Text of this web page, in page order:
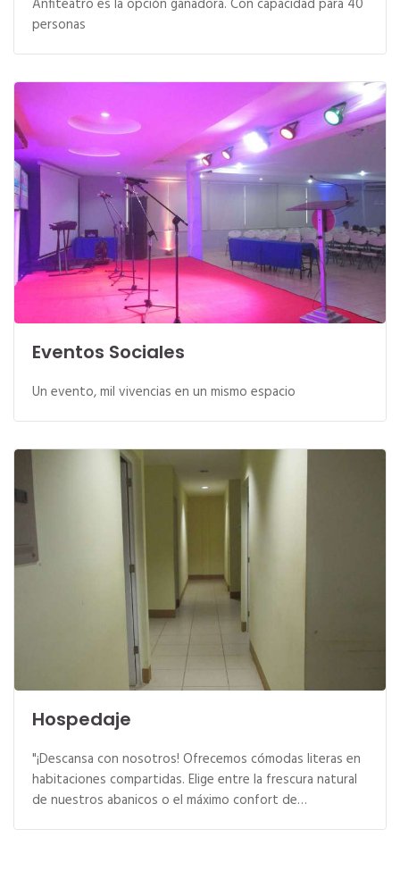
personas
Eventos Sociales
Un evento, mil vivencias en un mismo espacio
Hospedaje
"¡Descansa con nosotros! Ofrecemos cómodas literas en
habitaciones compartidas. Elige entre la frescura natural
de nuestros abanicos o el máximo confort de…